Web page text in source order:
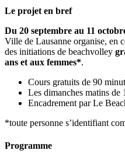
Le projet en bref
Du 20 septembre au 11
Ville de Lausanne organise, en
des initiations de beachvolley
ans et aux femmes*.
Cours gratuits de 90
Les dimanches matins de
Encadrement par Le
*toute personne s’identifiant
Programme